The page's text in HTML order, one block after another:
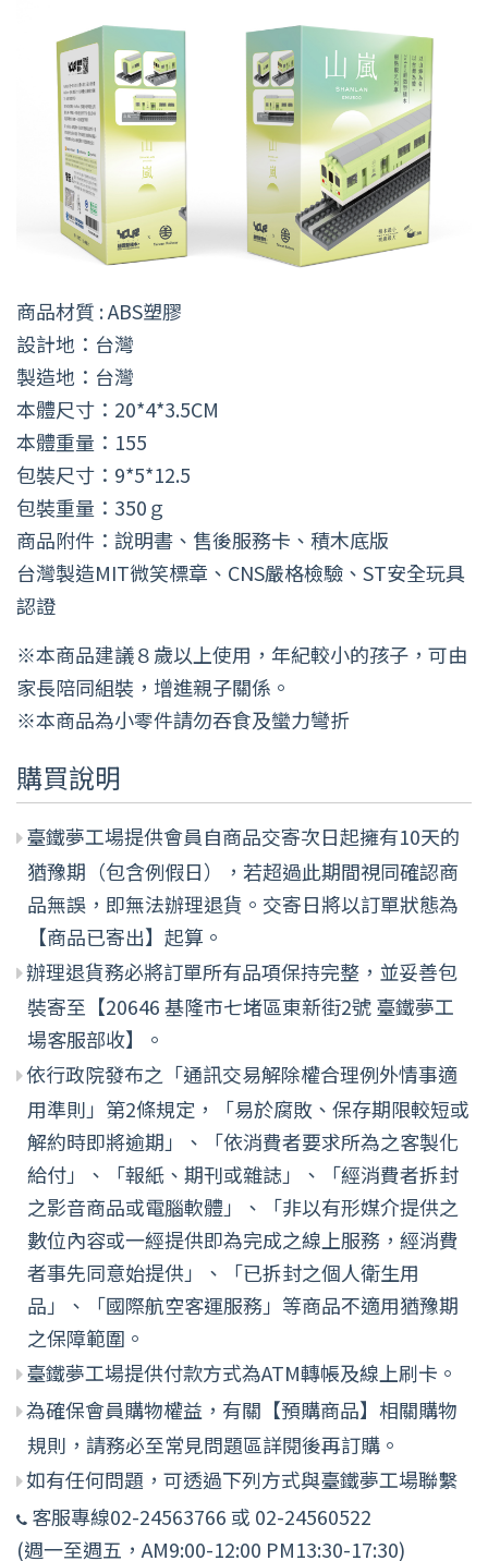
商品材質 : ABS塑膠
設計地：台灣
製造地：台灣
本體尺寸：20*4*3.5CM
本體重量：155
包裝尺寸：9*5*12.5
包裝重量：350ｇ
商品附件：說明書、售後服務卡、積木底版
台灣製造MIT微笑標章、CNS嚴格檢驗、ST安全玩具
認證
※本商品建議８歲以上使用，年紀較小的孩子，可由
家長陪同組裝，增進親子關係。
※本商品為小零件請勿吞食及蠻力彎折
購買說明
臺鐵夢工場提供會員自商品交寄次日起擁有10天的
猶豫期（包含例假日），若超過此期間視同確認商
品無誤，即無法辦理退貨。交寄日將以訂單狀態為
【商品已寄出】起算。
辦理退貨務必將訂單所有品項保持完整，並妥善包
裝寄至【20646 基隆市七堵區東新街2號 臺鐵夢工
場客服部收】。
依行政院發布之「通訊交易解除權合理例外情事適
用準則」第2條規定，「易於腐敗、保存期限較短或
解約時即將逾期」、「依消費者要求所為之客製化
給付」、「報紙、期刊或雜誌」、「經消費者拆封
之影音商品或電腦軟體」、「非以有形媒介提供之
數位內容或一經提供即為完成之線上服務，經消費
者事先同意始提供」、「已拆封之個人衛生用
品」、「國際航空客運服務」等商品不適用猶豫期
之保障範圍。
臺鐵夢工場提供付款方式為ATM轉帳及線上刷卡。
為確保會員購物權益，有關【預購商品】相關購物
規則，請務必至常見問題區詳閱後再訂購。
如有任何問題，可透過下列方式與臺鐵夢工場聯繫
客服專線02-24563766 或 02-24560522
(週一至週五，AM9:00-12:00 PM13:30-17:30)